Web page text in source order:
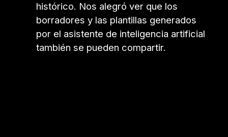
histórico. Nos alegró ver que los
borradores y las plantillas generados
por el asistente de inteligencia artificial
también se pueden compartir.